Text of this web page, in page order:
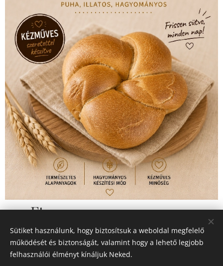
190Ft
© 2026 Minden jog fenntartva
Sütiket használunk, hogy biztosítsuk a weboldal megfelelő
működését és biztonságát, valamint hogy a lehető legjobb
felhasználói élményt kínáljuk Neked.